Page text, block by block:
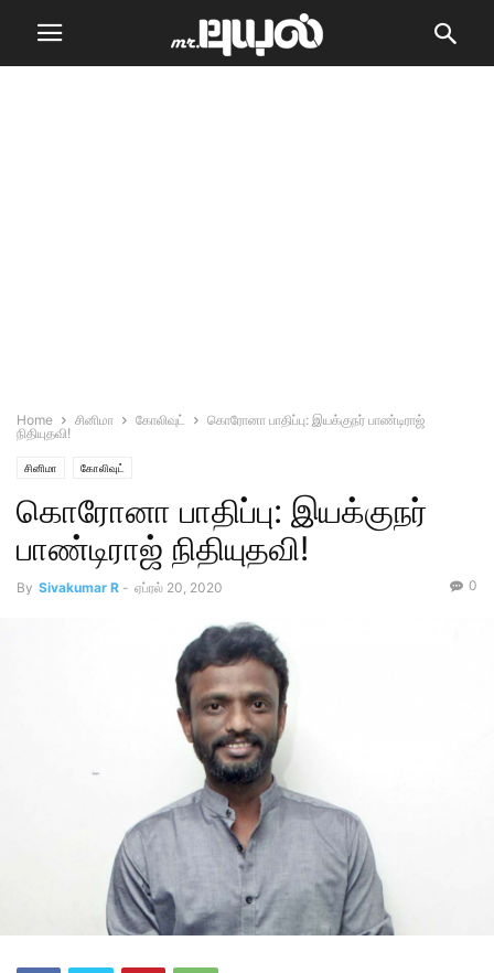
Home சினிமா கோலிவுட்
கொரோனா பாதிப்பு: இயக்குநர் பாண்டிராஜ்
நிதியுதவி!
சினிமா கோலிவுட்
கொரோனா பாதிப்பு: இயக்குநர்
பாண்டிராஜ் நிதியுதவி!
By Sivakumar R - ஏப்ரல் 20, 2020 0